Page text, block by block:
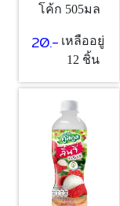
โค้ก 505มล
20.- เหลืออยู่
12 ชิ้น